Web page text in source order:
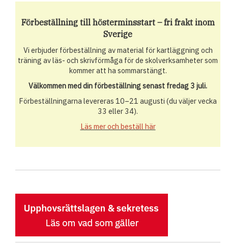
Förbeställning till hösterminsstart – fri frakt inom
Sverige
Vi erbjuder förbeställning av material för kartläggning och
träning av läs- och skrivförmåga för de skolverksamheter som
kommer att ha sommarstängt.
Välkommen med din förbeställning senast fredag 3 juli.
Förbeställningarna levereras 10–21 augusti (du väljer vecka
33 eller 34).
Läs mer och beställ här